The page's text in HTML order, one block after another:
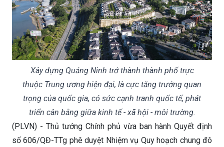
Xây dựng Quảng Ninh trở thành thành phố trực
thuộc Trung ương hiện đại, là cực tăng trưởng quan
trọng của quốc gia, có sức cạnh tranh quốc tế, phát